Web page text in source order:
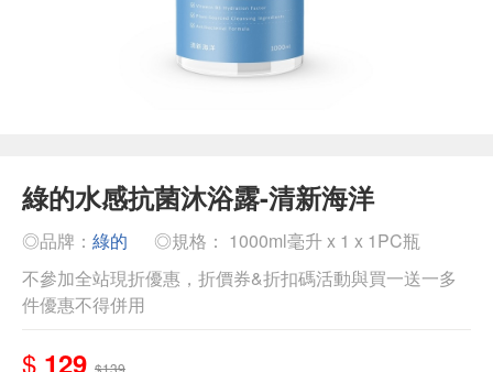
綠的水感抗菌沐浴露-清新海洋
◎品牌： 綠的
◎規格： 1000ml毫升 x 1 x 1PC瓶
不參加全站現折優惠，折價券&折扣碼活動與買一送一多
件優惠不得併用
$ 129 $139